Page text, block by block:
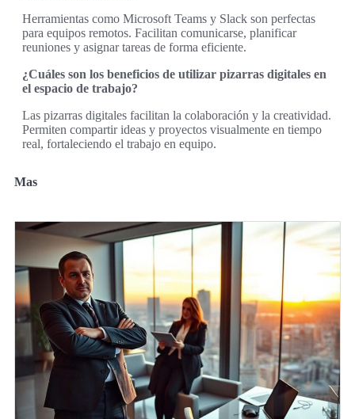
Herramientas como Microsoft Teams y Slack son perfectas
para equipos remotos. Facilitan comunicarse, planificar
reuniones y asignar tareas de forma eficiente.
¿Cuáles son los beneficios de utilizar pizarras digitales en
el espacio de trabajo?
Las pizarras digitales facilitan la colaboración y la creatividad.
Permiten compartir ideas y proyectos visualmente en tiempo
real, fortaleciendo el trabajo en equipo.
Mas